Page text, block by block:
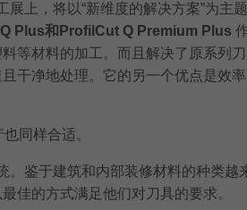
上，将以“新维度的解决方案”为主
Plus和ProfilCut Q Premium Plus
等材料的加工。而且解决了原系列
干净地处理。它的另一个优点是效
同样合适。
鉴于建筑和内部装修材料的种类
佳的方式满足他们对刀具的要求。